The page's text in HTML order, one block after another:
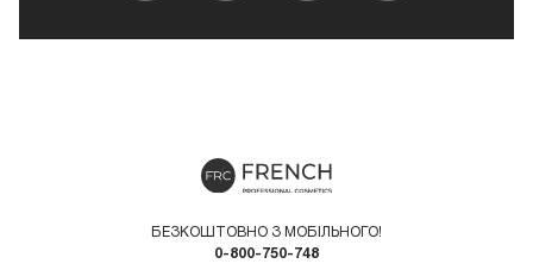
БЕЗКОШТОВНО З МОБІЛЬНОГО!
0-800-750-748